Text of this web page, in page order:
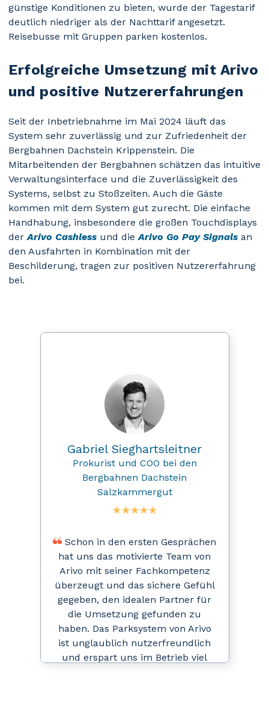
günstige Konditionen zu bieten, wurde der Tagestarif
deutlich niedriger als der Nachttarif angesetzt.
Reisebusse mit Gruppen parken kostenlos.
Erfolgreiche Umsetzung mit Arivo
und positive Nutzererfahrungen
Seit der Inbetriebnahme im Mai 2024 läuft das
System sehr zuverlässig und zur Zufriedenheit der
Bergbahnen Dachstein Krippenstein. Die
Mitarbeitenden der Bergbahnen schätzen das intuitive
Verwaltungsinterface und die Zuverlässigkeit des
Systems, selbst zu Stoßzeiten. Auch die Gäste
kommen mit dem System gut zurecht. Die einfache
Handhabung, insbesondere die großen Touchdisplays
der Arivo Cashless und die Arivo Go Pay Signals an
den Ausfahrten in Kombination mit der
Beschilderung, tragen zur positiven Nutzererfahrung
bei.
Gabriel Sieghartsleitner
Prokurist und COO bei den
Bergbahnen Dachstein
Salzkammergut
Schon in den ersten Gesprächen
hat uns das motivierte Team von
Arivo mit seiner Fachkompetenz
überzeugt und das sichere Gefühl
gegeben, den idealen Partner für
die Umsetzung gefunden zu
haben. Das Parksystem von Arivo
ist unglaublich nutzerfreundlich
und erspart uns im Betrieb viel